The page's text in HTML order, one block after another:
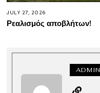
JULY 27, 2026
Ρεαλισμός αποβλήτων!
ADMIN